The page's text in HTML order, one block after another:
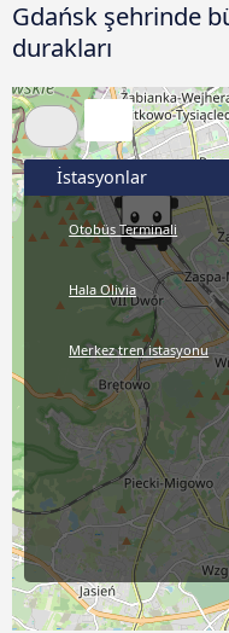
Gdańsk şehrinde
durakları
İstasyonlar
Otobüs Terminali
Hala Olivia
Merkez tren istasyonu